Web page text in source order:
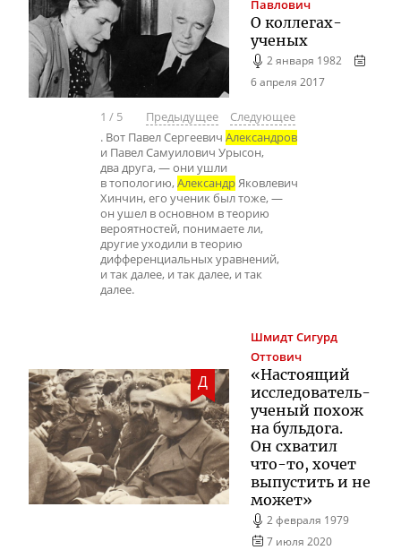
Павлович
О коллегах-
ученых
2 января 1982
6 апреля 2017
1 / 5 Предыдущее
Следующее
. Вот Павел Сергеевич Александров
и Павел Самуилович Урысон,
два друга, — они ушли
в топологию,АлександрЯковлевич
Хинчин, его ученик был тоже, —
он ушел в основном в теорию
вероятностей, понимаете ли,
другие уходили в теорию
дифференциальных уравнений,
и так далее, и так далее, и так
далее.
Д
ШмидтСигурд
Оттович
«Настоящий
исследователь-
ученый похож
на бульдога.
Он схватил
что-то, хочет
выпустить и не
может»
2 февраля 1979
7 июля 2020